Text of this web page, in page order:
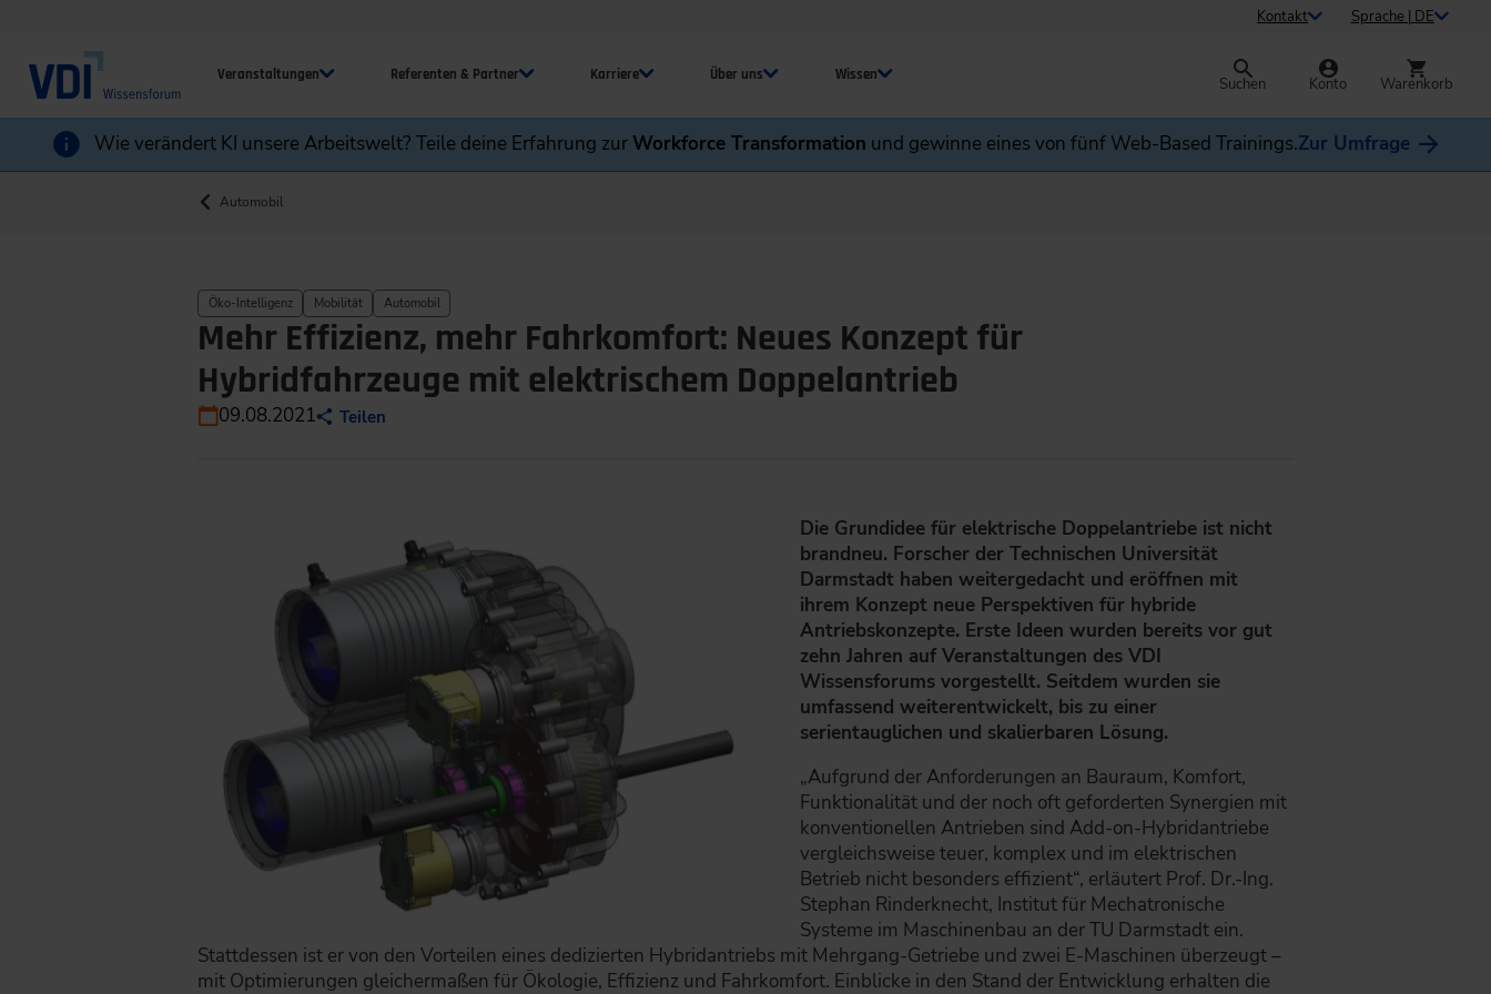
Kontakt Sprache | DE
Veranstaltungen Referenten & Partner Karriere Über uns Wissen Suchen Konto Warenkorb
Wie verändert KI unsere Arbeitswelt? Teile deine Erfahrung zurWorkforce Transformation und gewinne eines von fünf Web-Based Trainings.Zur Umfrage
Automobil
Öko-Intelligenz Mobilität Automobil
Mehr Effizienz, mehr Fahrkomfort: Neues Konzept für
Hybridfahrzeuge mit elektrischem Doppelantrieb
09.08.2021 Teilen
Die Grundidee für elektrische Doppelantriebe ist nicht
brandneu. Forscher der Technischen Universität
Darmstadt haben weitergedacht und eröffnen mit
ihrem Konzept neue Perspektiven für hybride
Antriebskonzepte. Erste Ideen wurden bereits vor gut
zehn Jahren auf Veranstaltungen des VDI
Wissensforums vorgestellt. Seitdem wurden sie
umfassend weiterentwickelt, bis zu einer
serientauglichen und skalierbaren Lösung.
„Aufgrund der Anforderungen an Bauraum, Komfort,
Funktionalität und der noch oft geforderten Synergien mit
konventionellen Antrieben sind Add-on-Hybridantriebe
vergleichsweise teuer, komplex und im elektrischen
Betrieb nicht besonders effizient“, erläutert Prof. Dr.-Ing.
Stephan Rinderknecht, Institut für Mechatronische
Systeme im Maschinenbau an der TU Darmstadt ein.
Stattdessen ist er von den Vorteilen eines dedizierten Hybridantriebs mit Mehrgang-Getriebe und zwei E-Maschinen überzeugt –
mit Optimierungen gleichermaßen für Ökologie, Effizienz und Fahrkomfort. Einblicke in den Stand der Entwicklung erhalten die